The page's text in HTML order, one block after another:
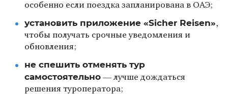
особенно если поездка запланирована в ОАЭ;
установить приложение «Sicher Reisen»,
чтобы получать срочные уведомления и
обновления;
не спешить отменять тур
самостоятельно— лучше дождаться
решения туроператора;